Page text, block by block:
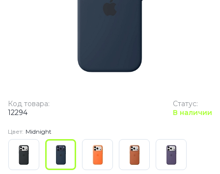
Статус:
В наличии
Код товара:
12294
Цвет: Midnight